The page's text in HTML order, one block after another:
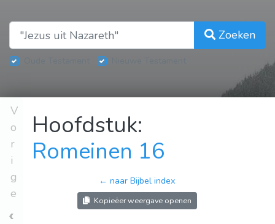
Zoeken
V
o
r
i
g
e
Hoofdstuk:
Romeinen 16
← naar Bijbel index
Kopieëer weergave openen